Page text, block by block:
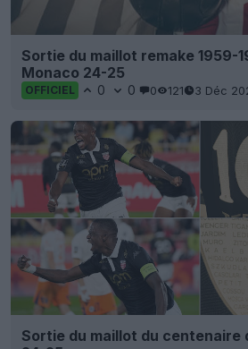
Sortie du maillot remake 1959-
Monaco 24-25
OFFICIEL 0 0 0 121 3 Déc
Sortie du maillot du centenaire